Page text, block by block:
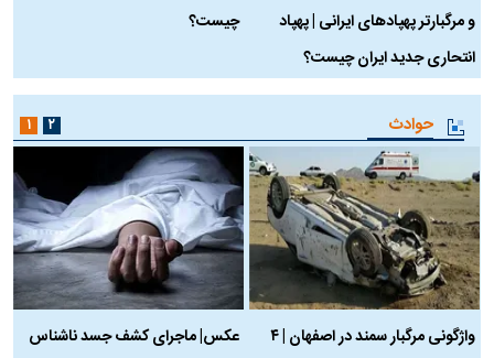
و مرگبارتر پهپادهای ایرانی | پهپاد
انتحاری جدید ایران چیست؟
چیست؟
حوادث
واژگونی مرگبار سمند در اصفهان | ۴
عکس| ماجرای کشف جسد ناشناس
۱ ۲